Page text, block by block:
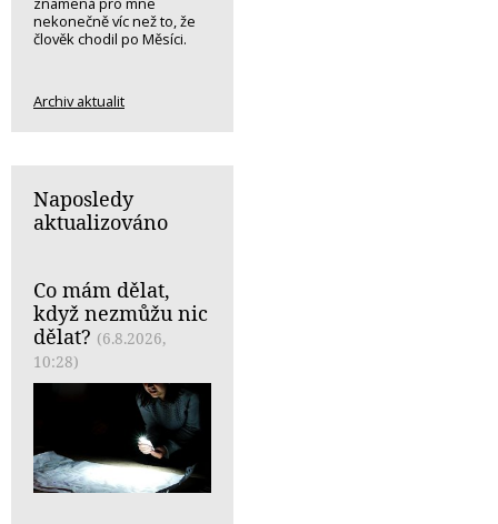
nekonečně víc než to, že
člověk chodil po Měsíci.
Archiv aktualit
Naposledy
aktualizováno
Co mám dělat,
když nezmůžu nic
dělat? (6.8.2026,
10:28)